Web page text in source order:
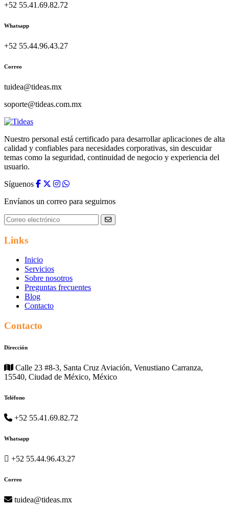
+52 55.41.69.82.72
Whatsapp
+52 55.44.96.43.27
Correo
tuidea@tideas.mx
soporte@tideas.com.mx
Nuestro personal está certificado para desarrollar aplicaciones de alta
calidad y confiables para necesidades corporativas, sin descuidar
temas como la seguridad, continuidad de negocio y experiencia del
usuario.
Síguenos
Envíanos un correo para seguirnos
Links
Inicio
Servicios
Sobre nosotros
Preguntas frecuentes
Blog
Contacto
Contacto
Dirección
Calle 23 #8-3, Santa Cruz Aviación, Venustiano Carranza,
15540, Ciudad de México, México
Teléfono
+52 55.41.69.82.72
Whatsapp
+52 55.44.96.43.27
Correo
tuidea@tideas.mx